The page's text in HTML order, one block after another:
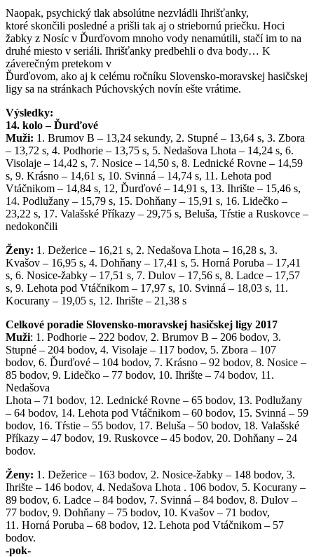
Naopak, psychický tlak absolútne nezvládli Ihrišťanky,
ktoré skončili posledné a prišli tak aj o striebornú priečku. Hoci
žabky z Nosíc v Ďurďovom mnoho vody nenamútili, stačí im to na
druhé miesto v seriáli. Ihrišťanky predbehli o dva body… K
záverečným pretekom v
Ďurďovom, ako aj k celému ročníku Slovensko-moravskej hasičskej
ligy sa na stránkach Púchovských novín ešte vrátime.
Výsledky:
14. kolo – Ďurďové
Muži: 1. Brumov B – 13,24 sekundy, 2. Stupné – 13,64 s, 3. Zbora
– 13,72 s, 4. Podhorie – 13,75 s, 5. Nedašova Lhota – 14,24 s, 6.
Visolaje – 14,42 s, 7. Nosice – 14,50 s, 8. Lednické Rovne – 14,59
s, 9. Krásno – 14,61 s, 10. Svinná – 14,74 s, 11. Lehota pod
Vtáčnikom – 14,84 s, 12, Ďurďové – 14,91 s, 13. Ihrište – 15,46 s,
14. Podlužany – 15,79 s, 15. Dohňany – 15,91 s, 16. Lidečko –
23,22 s, 17. Valašské Příkazy – 29,75 s, Beluša, Tŕstie a Ruskovce –
nedokončili
Ženy: 1. Dežerice – 16,21 s, 2. Nedašova Lhota – 16,28 s, 3.
Kvašov – 16,95 s, 4. Dohňany – 17,41 s, 5. Horná Poruba – 17,41
s, 6. Nosice-žabky – 17,51 s, 7. Dulov – 17,56 s, 8. Ladce – 17,57
s, 9. Lehota pod Vtáčnikom – 17,97 s, 10. Svinná – 18,03 s, 11.
Kocurany – 19,05 s, 12. Ihrište – 21,38 s
Celkové poradie Slovensko-moravskej hasičskej ligy 2017
Muži: 1. Podhorie – 222 bodov, 2. Brumov B – 206 bodov, 3.
Stupné – 204 bodov, 4. Visolaje – 117 bodov, 5. Zbora – 107
bodov, 6. Ďurďové – 104 bodov, 7. Krásno – 92 bodov, 8. Nosice –
85 bodov, 9. Lidečko – 77 bodov, 10. Ihrište – 74 bodov, 11.
Nedašova
Lhota – 71 bodov, 12. Lednické Rovne – 65 bodov, 13. Podlužany
– 64 bodov, 14. Lehota pod Vtáčnikom – 60 bodov, 15. Svinná – 59
bodov, 16. Tŕstie – 55 bodov, 17. Beluša – 50 bodov, 18. Valašské
Příkazy – 47 bodov, 19. Ruskovce – 45 bodov, 20. Dohňany – 24
bodov.
Ženy: 1. Dežerice – 163 bodov, 2. Nosice-žabky – 148 bodov, 3.
Ihrište – 146 bodov, 4. Nedašova Lhota . 106 bodov, 5. Kocurany –
89 bodov, 6. Ladce – 84 bodov, 7. Svinná – 84 bodov, 8. Dulov –
77 bodov, 9. Dohňany – 75 bodov, 10. Kvašov – 71 bodov,
11. Horná Poruba – 68 bodov, 12. Lehota pod Vtáčnikom – 57
bodov.
-pok-